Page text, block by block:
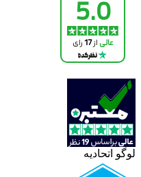
لوگو اتحادیه